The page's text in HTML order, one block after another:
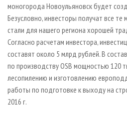
моногорода Новоульяновск будет
Безусловно, инвесторы получат все
стали для нашего региона хорошей
Согласно расчетам инвестора,
составят около 5 млрд рублей. В
по производству OSB мощностью 120
лесопилению и изготовлению
работы по подготовке к выходу на
2016 г.